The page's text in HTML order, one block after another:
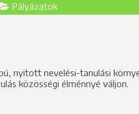
Pályázatok
nyitott nevelési-tanulási
közösségi élménnyé váljon.